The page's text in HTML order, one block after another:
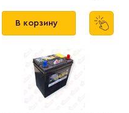
В корзину